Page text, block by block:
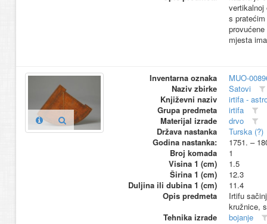
vertikalnoj
s
mjesta
Inventarna oznaka
MUO-
Naziv zbirke
Satovi
Književni naziv
irtifa -
Grupa predmeta
irtifa
Materijal izrade
drvo
Država nastanka
Turska (?)
Godina nastanka:
1751. –
Broj komada
1
Visina 1 (cm)
1.5
Širina 1 (cm)
12.3
Duljina ili dubina 1 (cm)
11.4
Opis predmeta
Irtifu
kružnice,
Tehnika izrade
bojanje